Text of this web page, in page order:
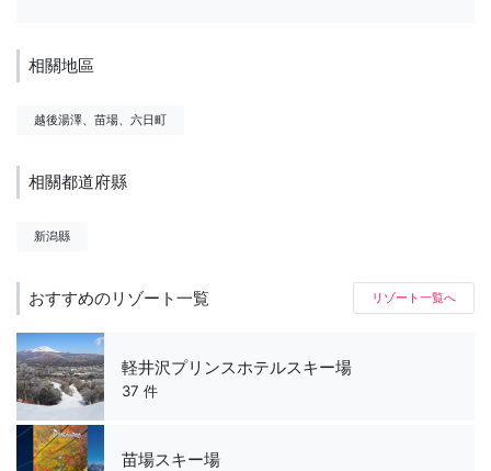
相關地區
越後湯澤、苗場、六日町
相關都道府縣
新潟縣
おすすめのリゾート一覧 リゾート一覧へ
軽井沢プリンスホテルスキー場
37 件
苗場スキー場